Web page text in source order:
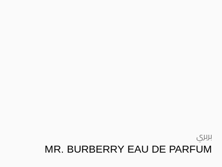
بربري
MR. BURBERRY EAU DE PARFUM